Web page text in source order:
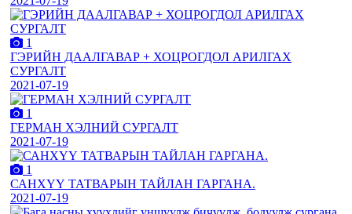
1
ГЭРИЙН ДААЛГАВАР + ХОЦРОГДОЛ АРИЛГАХ
СУРГАЛТ
2021-07-19
1
ГЕРМАН ХЭЛНИЙ СУРГАЛТ
2021-07-19
1
САНХҮҮ ТАТВАРЫН ТАЙЛАН ГАРГАНА.
2021-07-19